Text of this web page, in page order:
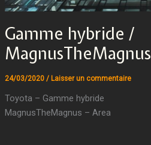
Gamme hybride /
MagnusTheMagnus
24/03/2020 / Laisser un commentaire
Toyota – Gamme hybride
MagnusTheMagnus – Area